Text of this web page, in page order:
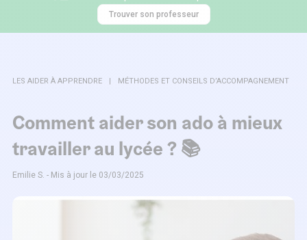
Trouver son professeur
LES AIDER À APPRENDRE MÉTHODES ET CONSEILS D’ACCOMPAGNEMENT
Comment aider son ado à mieux
travailler au lycée ? 📚
Emilie S. - Mis à jour le 03/03/2025